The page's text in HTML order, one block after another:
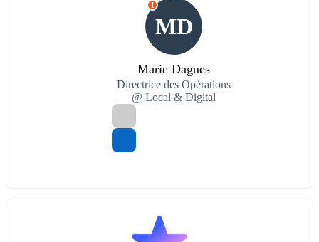
MD
I
Marie Dagues
Directrice des Opérations
@ Local & Digital